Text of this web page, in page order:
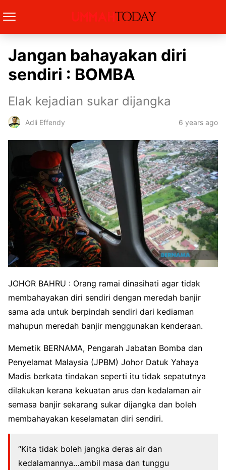
Jangan bahayakan diri
sendiri : BOMBA
Elak kejadian sukar dijangka
Adli Effendy 6 years ago
JOHOR BAHRU : Orang ramai dinasihati agar tidak
membahayakan diri sendiri dengan meredah banjir
sama ada untuk berpindah sendiri dari kediaman
mahupun meredah banjir menggunakan kenderaan.
Memetik BERNAMA, Pengarah Jabatan Bomba dan
Penyelamat Malaysia (JPBM) Johor Datuk Yahaya
Madis berkata tindakan seperti itu tidak sepatutnya
dilakukan kerana kekuatan arus dan kedalaman air
semasa banjir sekarang sukar dijangka dan boleh
membahayakan keselamatan diri sendiri.
“Kita tidak boleh jangka deras air dan
kedalamannya…ambil masa dan tunggu